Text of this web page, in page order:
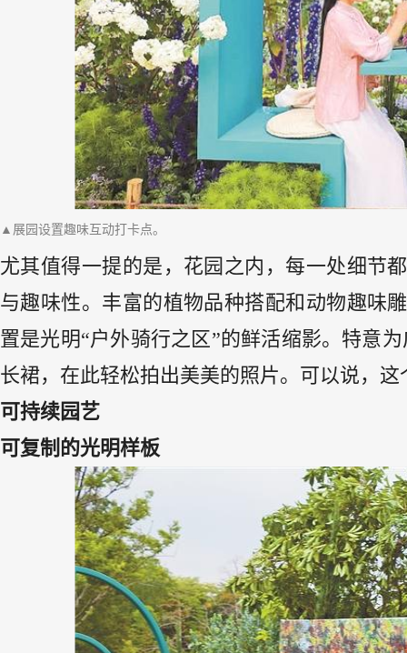
▲展园设置趣味互动打卡点。
尤其值得一提的是，花园之内，每一处细节
与趣味性。丰富的植物品种搭配和动物趣味
置是光明“户外骑行之区”的鲜活缩影。特意
长裙，在此轻松拍出美美的照片。可以说，
可持续园艺
可复制的光明样板